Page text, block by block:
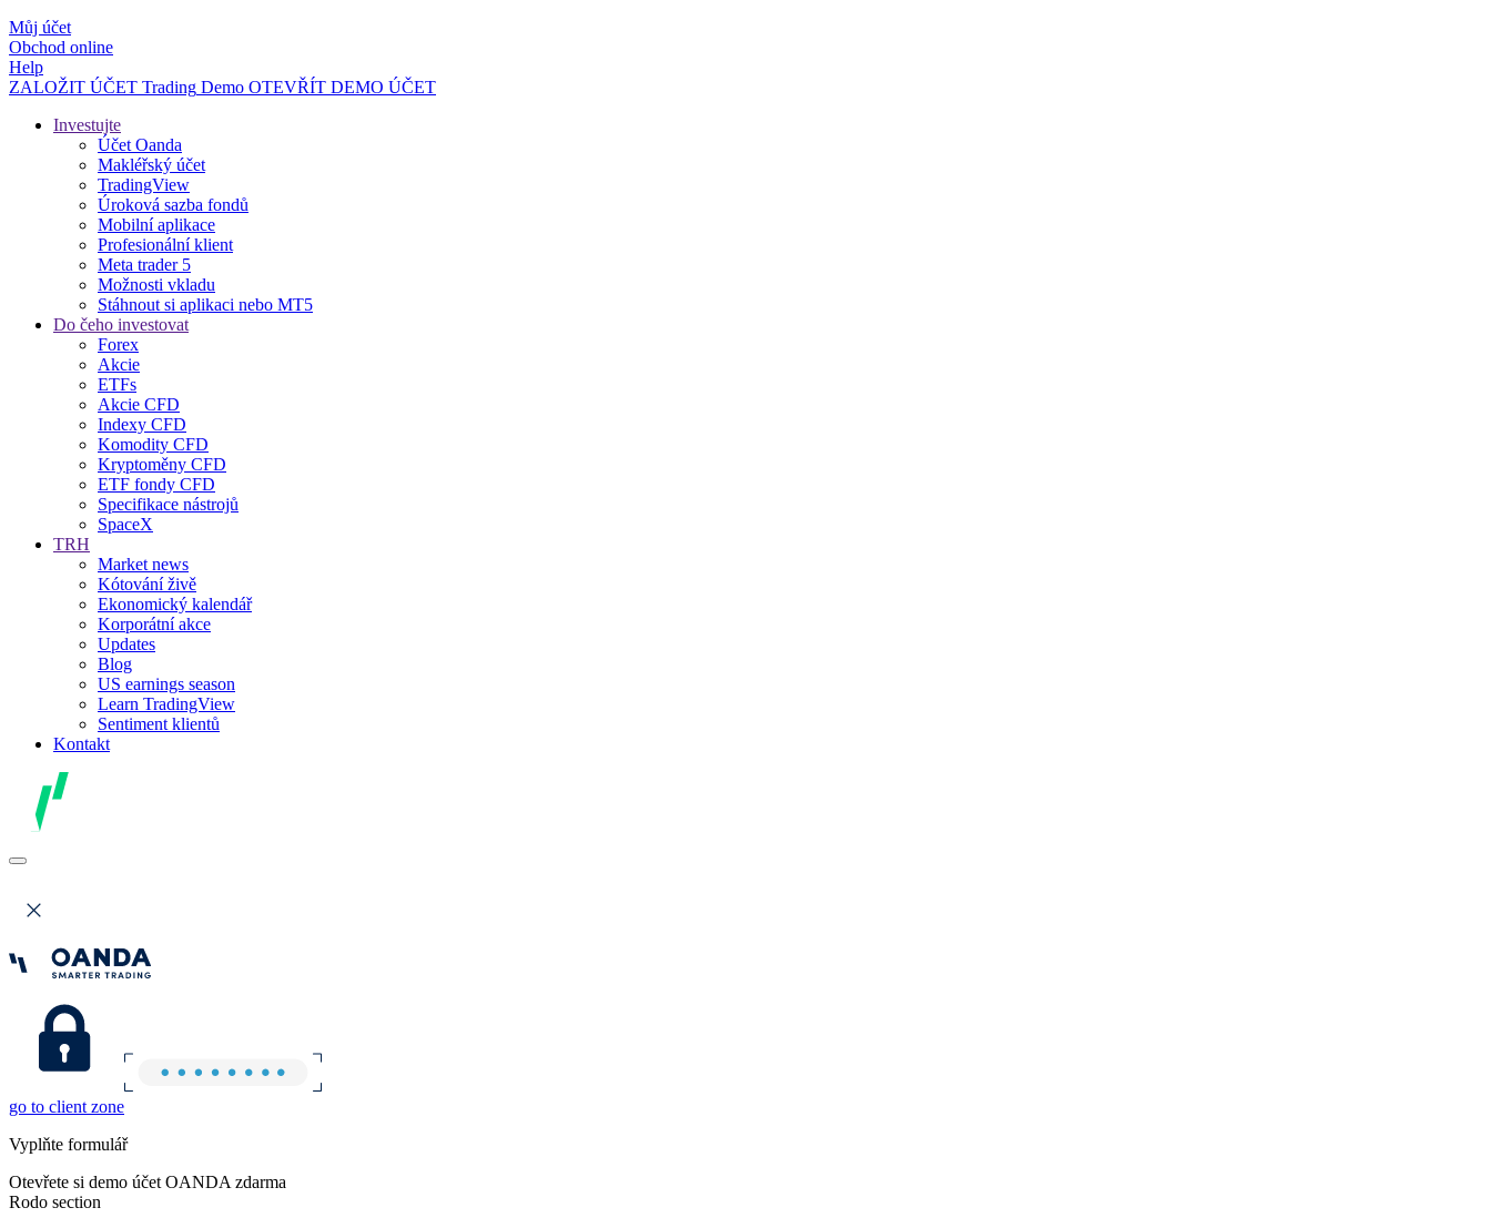
Můj účet
Obchod online
Help
ZALOŽIT ÚČET Trading Demo OTEVŘÍT DEMO ÚČET
Investujte
Účet Oanda
Makléřský účet
TradingView
Úroková sazba fondů
Mobilní aplikace
Profesionální klient
Meta trader 5
Možnosti vkladu
Stáhnout si aplikaci nebo MT5
Do čeho investovat
Forex
Akcie
ETFs
Akcie CFD
Indexy CFD
Komodity CFD
Kryptoměny CFD
ETF fondy CFD
Specifikace nástrojů
SpaceX
TRH
Market news
Kótování živě
Ekonomický kalendář
Korporátní akce
Updates
Blog
US earnings season
Learn TradingView
Sentiment klientů
Kontakt
go to client zone
Vyplňte formulář
Otevřete si demo účet OANDA zdarma
Rodo section